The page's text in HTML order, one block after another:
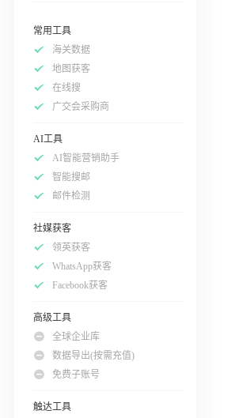
常用工具
海关数据
地图获客
在线搜
广交会采购商
AI工具
AI智能营销助手
智能搜邮
邮件检测
社媒获客
领英获客
WhatsApp获客
Facebook获客
高级工具
全球企业库
数据导出(按需充值)
免费子账号
触达工具